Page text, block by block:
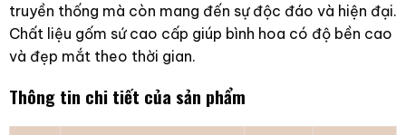
truyền thống mà còn mang đến sự độc đáo và hiện đại.
Chất liệu gốm sứ cao cấp giúp bình hoa có độ bền cao
và đẹp mắt theo thời gian.
Thông tin chi tiết của sản phẩm